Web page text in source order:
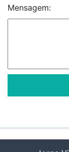
Mensagem: